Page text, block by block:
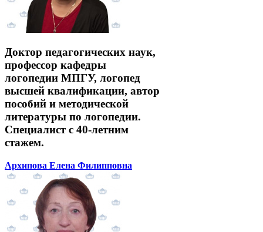
Доктор педагогических наук,
профессор кафедры
логопедии МПГУ, логопед
высшей квалификации, автор
пособий и методической
литературы по логопедии.
Специалист с 40-летним
стажем.
Архипова Елена Филипповна